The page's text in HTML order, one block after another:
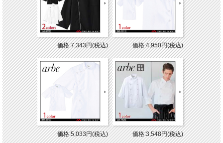
価格:7,343円(税込) 価格:4,950円(税込)
価格:5,033円(税込) 価格:3,548円(税込)